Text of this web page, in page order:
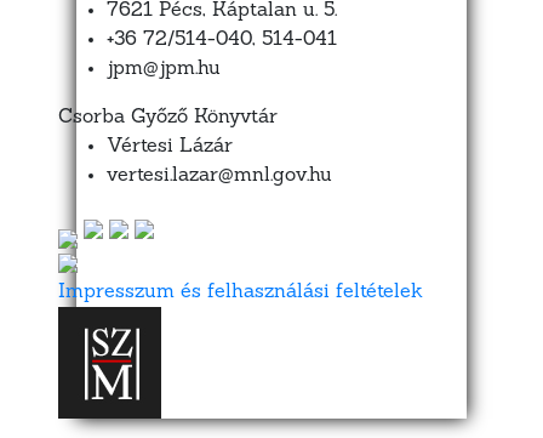
7621 Pécs, Káptalan u. 5.
+36 72/514-040, 514-041
jpm@jpm.hu
Csorba Győző Könyvtár
Vértesi Lázár
vertesi.lazar@mnl.gov.hu
Impresszum és felhasználási feltételek